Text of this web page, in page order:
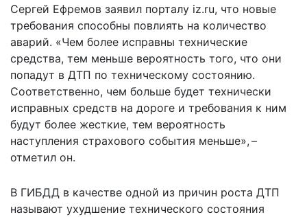
Сергей Ефремов заявил порталу iz.ru, что новые
требования способны повлиять на количество
аварий. «Чем более исправны технические
средства, тем меньше вероятность того, что они
попадут в ДТП по техническому состоянию.
Соответственно, чем больше будет технически
исправных средств на дороге и требования к ним
будут более жесткие, тем вероятность
наступления страхового события меньше», –
отметил он.
В ГИБДД в качестве одной из причин роста ДТП
называют ухудшение технического состояния